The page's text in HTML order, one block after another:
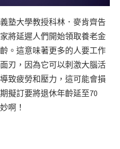
塾大學教授科林．麥肯齊告
將延遲人們開始領取養老金
。這意味著更多的人要工作
刃，因為它可以刺激大腦活
致疲勞和壓力，這可能會損
擬訂要將退休年齡延至70
啊！